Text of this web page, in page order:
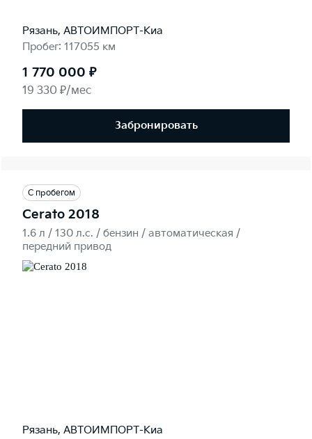
Рязань, АВТОИМПОРТ-Киа
Пробег: 117055 км
1 770 000 ₽
19 330 ₽/мес
Забронировать
С пробегом
Cerato 2018
1.6 л / 130 л.c. / бензин / автоматическая /
передний привод
Рязань, АВТОИМПОРТ-Киа